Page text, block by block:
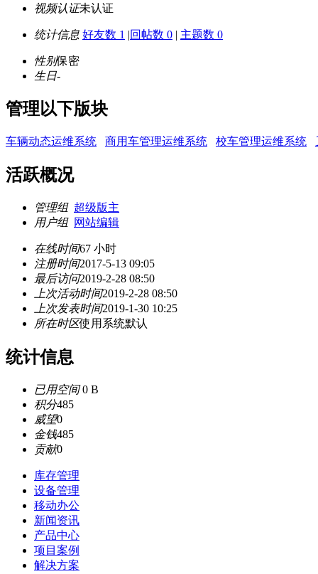
视频认证未认证
统计信息 好友数 1 |回帖数 0 | 主题数 0
性别保密
生日-
管理以下版块
车辆动态运维系统 商用车管理运维系统 校车管理运维系统
活跃概况
管理组 超级版主
用户组 网站编辑
在线时间67 小时
注册时间2017-5-13 09:05
最后访问2019-2-28 08:50
上次活动时间2019-2-28 08:50
上次发表时间2019-1-30 10:25
所在时区使用系统默认
统计信息
已用空间0 B
积分485
威望0
金钱485
贡献0
库存管理
设备管理
移动办公
新闻资讯
产品中心
项目案例
解决方案